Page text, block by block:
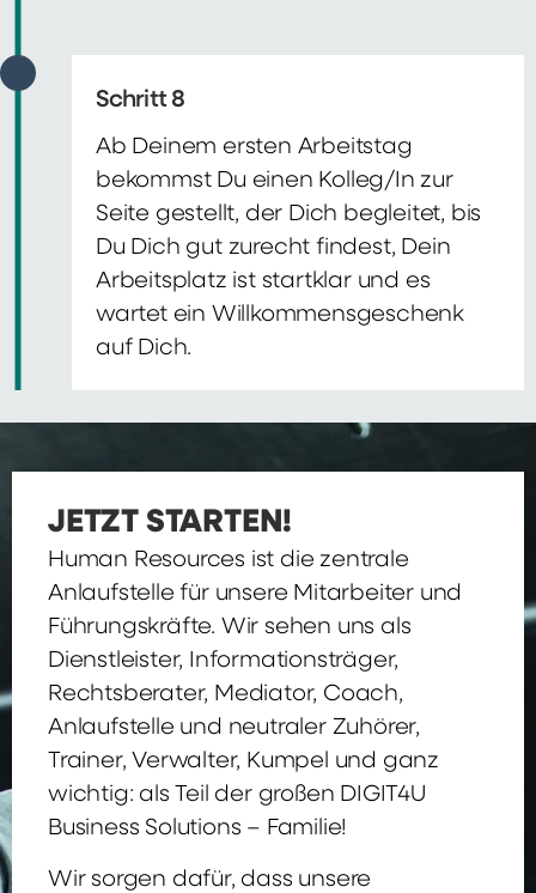
Schritt 8
Ab Deinem ersten Arbeitstag
bekommst Du einen Kolleg/In zur
Seite gestellt, der Dich begleitet, bis
Du Dich gut zurecht findest, Dein
Arbeitsplatz ist startklar und es
wartet ein Willkommensgeschenk
auf Dich.
JETZT STARTEN!
Human Resources ist die zentrale
Anlaufstelle für unsere Mitarbeiter und
Führungskräfte. Wir sehen uns als
Dienstleister, Informationsträger,
Rechtsberater, Mediator, Coach,
Anlaufstelle und neutraler Zuhörer,
Trainer, Verwalter, Kumpel und ganz
wichtig: als Teil der großen DIGIT4U
Business Solutions – Familie!
Wir sorgen dafür, dass unsere